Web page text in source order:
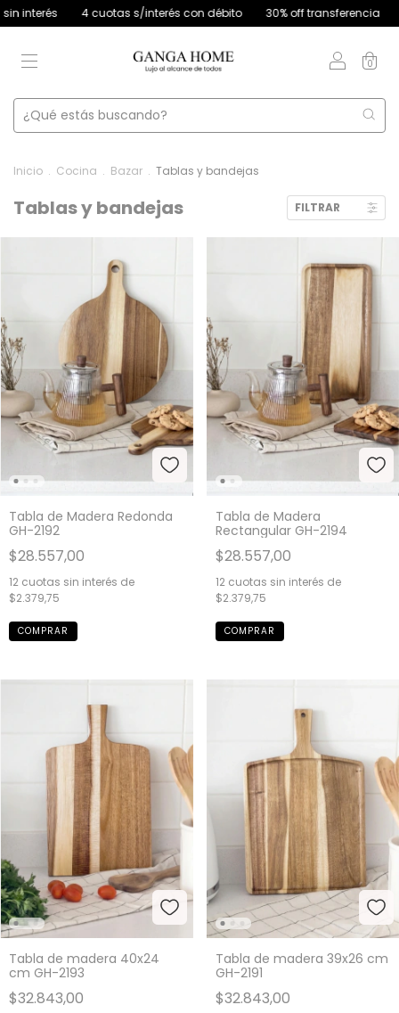
s/interés con débito 30% off transferencia 12 cuotas sin
0
Inicio . Cocina . Bazar . Tablas y bandejas
Tablas y bandejas FILTRAR
Tabla de Madera Redonda
GH-2192
$28.557,00
12 cuotas sin interés de
$2.379,75
Tabla de Madera
Rectangular GH-2194
$28.557,00
12 cuotas sin interés de
$2.379,75
Tabla de madera 40x24
cm GH-2193
$32.843,00
Tabla de madera 39x26 cm
GH-2191
$32.843,00